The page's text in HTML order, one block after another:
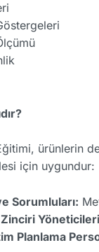
ürünlerin
için uygundur:
Sorumluları:
Planlama